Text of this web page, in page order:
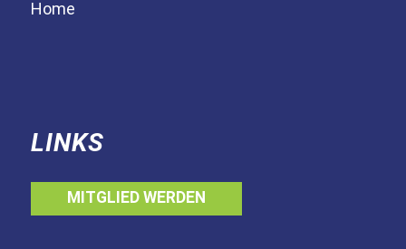
Home
LINKS
MITGLIED WERDEN